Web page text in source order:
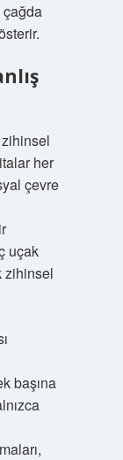
çağda
her
çevre
uçak
zihinsel
başına